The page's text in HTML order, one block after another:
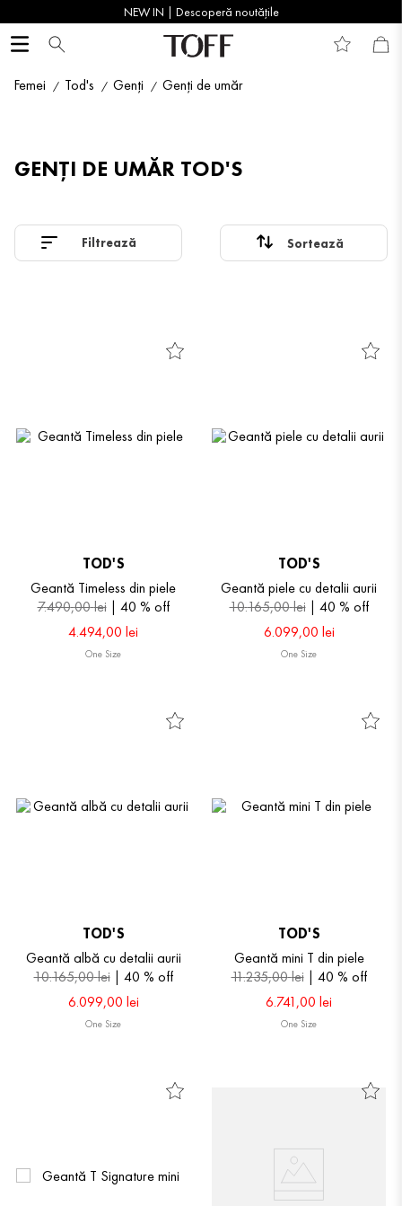
NEW IN | Descoperă noutățile
Femei Tod's Genți Genți de umăr
GENȚI DE UMĂR TOD'S
Filtrează
TOD'S
Geantă Timeless din piele
7.490,00lei 40 % off
4.494,00 lei
One Size
TOD'S
Geantă piele cu detalii aurii
10.165,00lei 40 % off
6.099,00 lei
One Size
TOD'S
Geantă albă cu detalii aurii
10.165,00lei 40 % off
6.099,00 lei
One Size
TOD'S
Geantă mini T din piele
11.235,00lei 40 % off
6.741,00 lei
One Size